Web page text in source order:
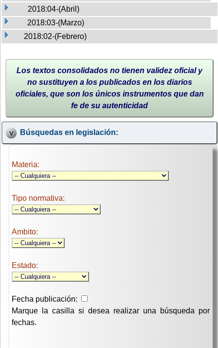
2018:04-(Abril)
2018:03-(Marzo)
2018:02-(Febrero)
Los textos consolidados no tienen validez oficial y
no sustituyen a los publicados en los diarios
oficiales, que son los únicos instrumentos que dan
fe de su autenticidad
Búsquedas en legislación:
Materia:
Tipo normativa:
Ambito:
Estado:
Fecha publicación:
Marque la casilla si desea realizar una búsqueda por
fechas.